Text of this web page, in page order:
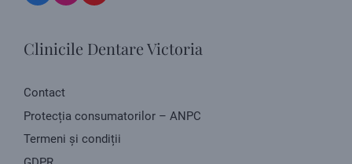
Clinicile Dentare Victoria
Contact
Protecția consumatorilor – ANPC
Termeni și condiții